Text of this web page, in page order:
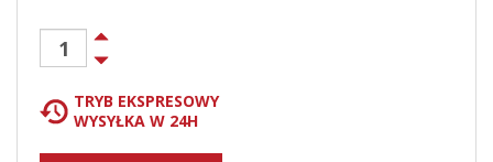
TRYB EKSPRESOWY
WYSYŁKA W 24H